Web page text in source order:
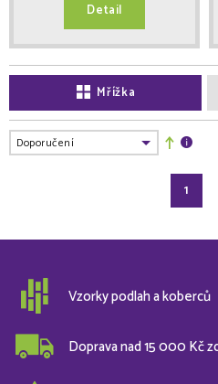
Detail
Mřížka
1
Vzorky podlah a koberců
Doprava nad 15 000 Kč